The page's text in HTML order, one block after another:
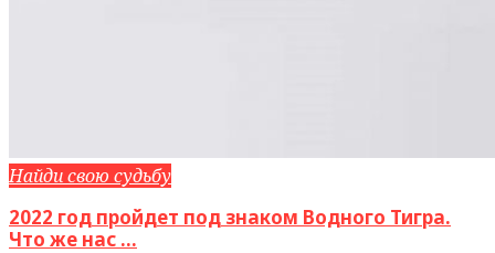
Найди свою судьбу
2022 год пройдет под знаком Водного Тигра.
Что же нас ...